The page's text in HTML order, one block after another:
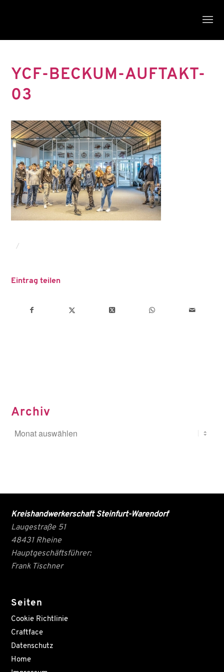
YCF-BECKUM-AUFTAKT-
03
/
Eintrag teilen
Archiv
Kreishandwerkerschaft Steinfurt-Warendorf
Laugestraße 51
48431 Rheine
Hauptgeschäftsführer:
Frank Tischner
Seiten
Cookie Richtlinie
Craftface
Datenschutz
Home